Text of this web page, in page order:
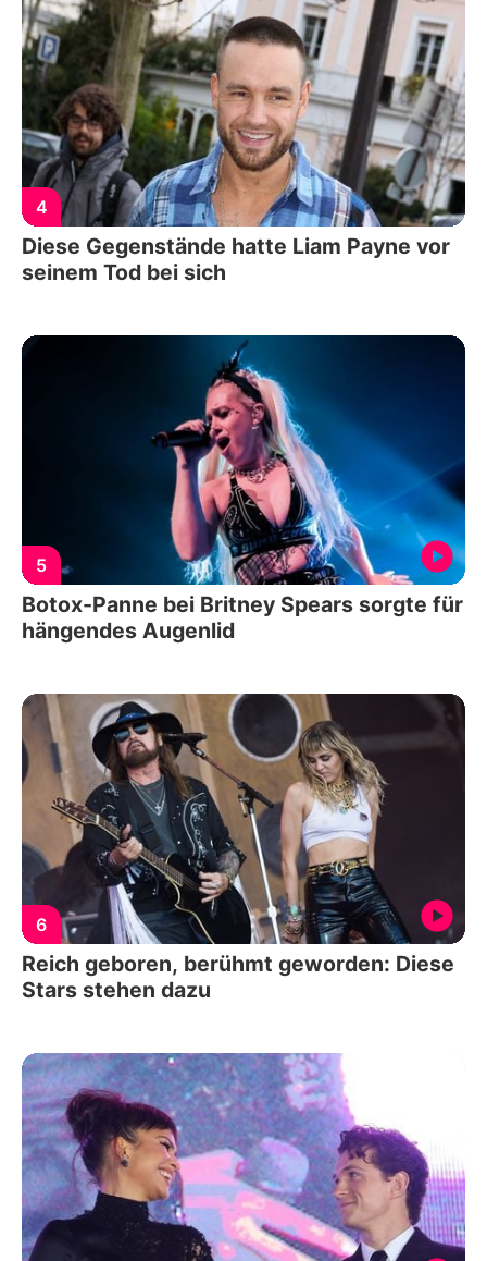
4
Diese Gegenstände hatte Liam Payne vor
seinem Tod bei sich
5
Botox-Panne bei Britney Spears sorgte für
hängendes Augenlid
6
Reich geboren, berühmt geworden: Diese
Stars stehen dazu